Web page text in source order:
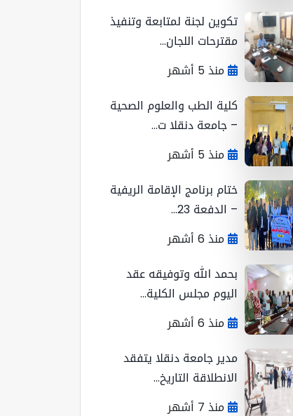
تكوين لجنة لمتابعة وتنفيذ
مقترحات اللجان...
منذ 5 أشهر
كلية الطب والعلوم الصحية
– جامعة دنقلا ت...
منذ 5 أشهر
ختام برنامج الإقامة الريفية
– الدفعة 23...
منذ 6 أشهر
بحمد الله وتوفيقه عقد
اليوم مجلس الكلية...
منذ 6 أشهر
مدير جامعة دنقلا يتفقد
الانطلاقة التاريخ...
منذ 7 أشهر